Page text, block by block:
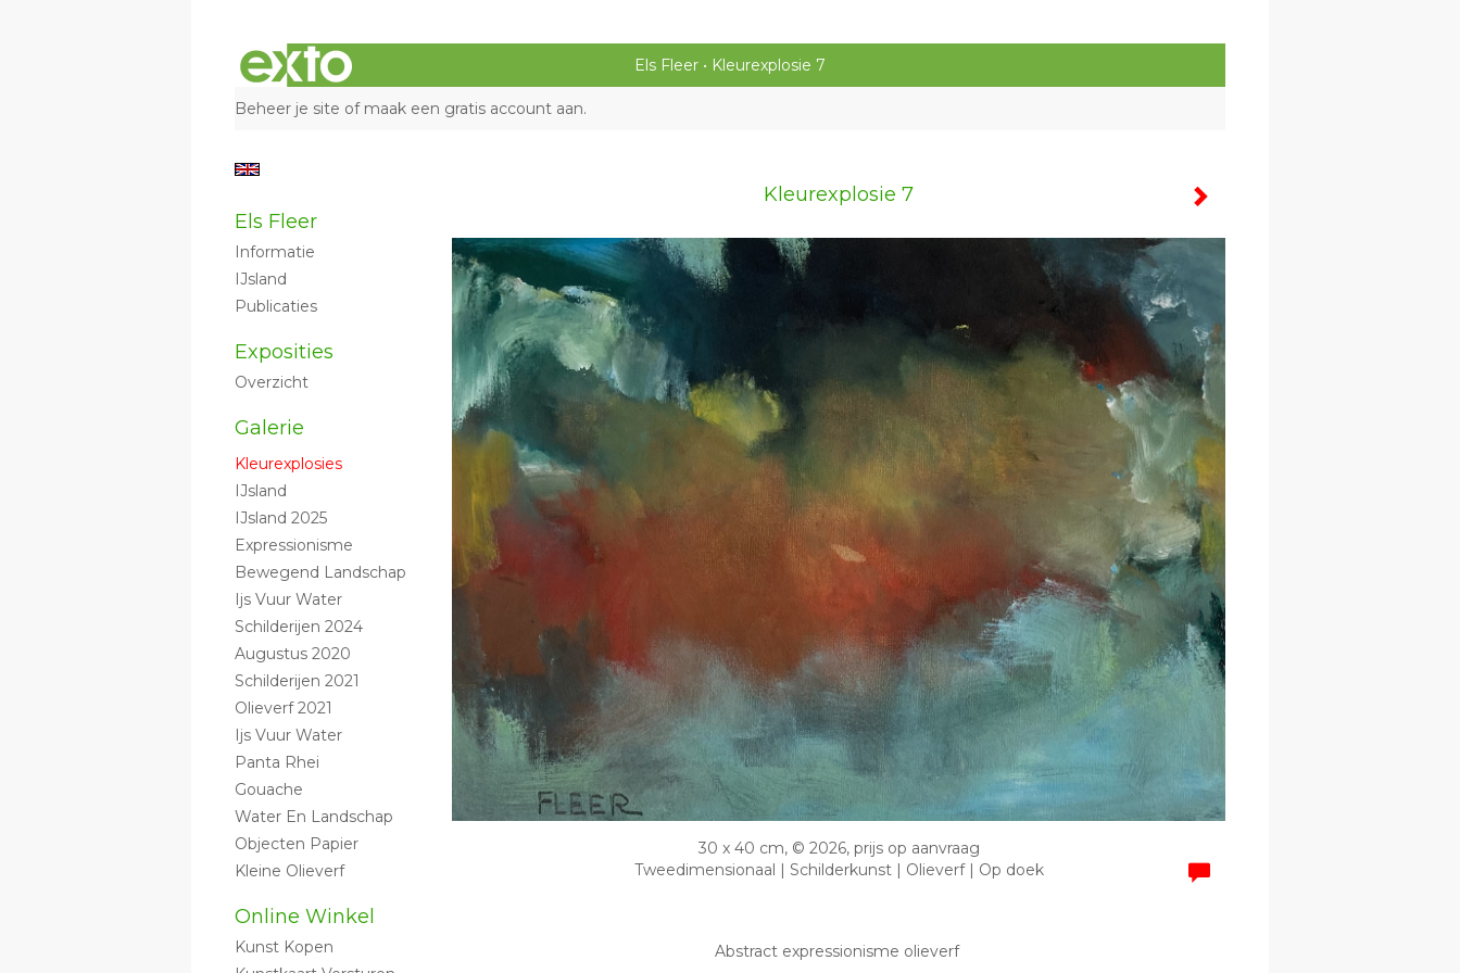
Els Fleer Kleurexplosie 7
Beheer je site of maak een gratis account aan.
Kleurexplosie 7
30 x 40 cm, © 2026, prijs op aanvraag
Tweedimensionaal | Schilderkunst | Olieverf | Op doek
Abstract expressionisme olieverf
Els Fleer
Informatie
IJsland
Publicaties
Exposities
Overzicht
Galerie
Kleurexplosies
IJsland
IJsland 2025
Expressionisme
Bewegend Landschap
Ijs Vuur Water
Schilderijen 2024
Augustus 2020
Schilderijen 2021
Olieverf 2021
Ijs Vuur Water
Panta Rhei
Gouache
Water En Landschap
Objecten Papier
Kleine Olieverf
Online Winkel
Kunst Kopen